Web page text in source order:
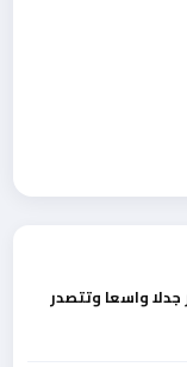
واسعا وتتصدر